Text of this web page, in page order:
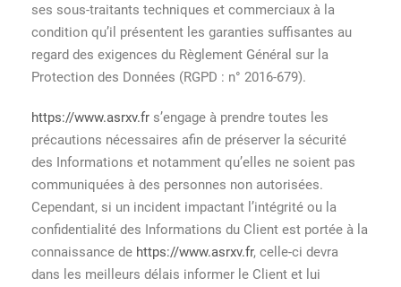
ses sous-traitants techniques et commerciaux à la
condition qu’il présentent les garanties suffisantes au
regard des exigences du Règlement Général sur la
Protection des Données (RGPD : n° 2016-679).
https://www.asrxv.fr s’engage à prendre toutes les
précautions nécessaires afin de préserver la sécurité
des Informations et notamment qu’elles ne soient pas
communiquées à des personnes non autorisées.
Cependant, si un incident impactant l’intégrité ou la
confidentialité des Informations du Client est portée à la
connaissance de https://www.asrxv.fr, celle-ci devra
dans les meilleurs délais informer le Client et lui